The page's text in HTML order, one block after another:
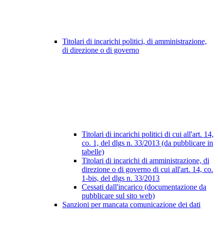
Titolari di incarichi politici, di amministrazione,
di direzione o di governo
Titolari di incarichi politici di cui all'art. 14,
co. 1, del dlgs n. 33/2013 (da pubblicare in
tabelle)
Titolari di incarichi di amministrazione, di
direzione o di governo di cui all'art. 14, co.
1-bis, del dlgs n. 33/2013
Cessati dall'incarico (documentazione da
pubblicare sul sito web)
Sanzioni per mancata comunicazione dei dati